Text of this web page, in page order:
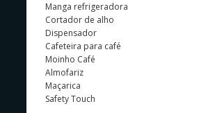
Manga refrigeradora
Cortador de alho
Dispensador
Cafeteira para café
Moinho Café
Almofariz
Maçarica
Safety Touch